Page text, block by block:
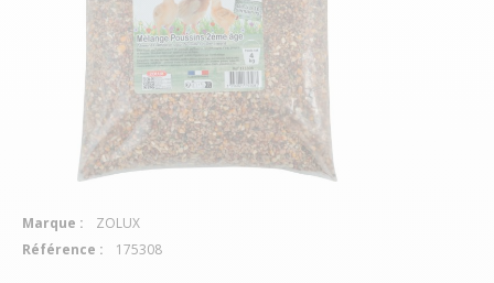
Marque :
ZOLUX
Référence :
175308